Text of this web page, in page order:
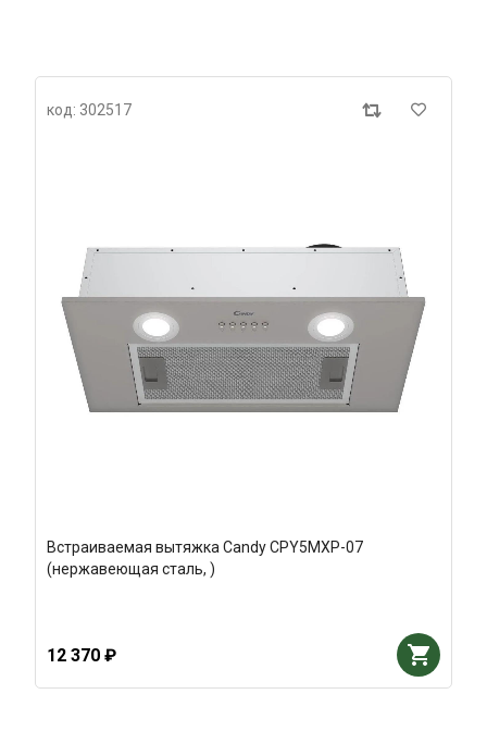
код: 302517
Встраиваемая вытяжка Candy CPY5MXP-07
(нержавеющая сталь, )
12 370 ₽